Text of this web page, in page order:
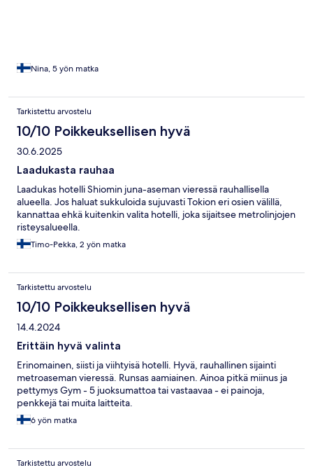
Nina, 5 yön matka
Tarkistettu arvostelu
10/10 Poikkeuksellisen hyvä
30.6.2025
Laadukasta rauhaa
Laadukas hotelli Shiomin juna-aseman vieressä rauhallisella
alueella. Jos haluat sukkuloida sujuvasti Tokion eri osien välillä,
kannattaa ehkä kuitenkin valita hotelli, joka sijaitsee metrolinjojen
risteysalueella.
Timo-Pekka, 2 yön matka
Tarkistettu arvostelu
10/10 Poikkeuksellisen hyvä
14.4.2024
Erittäin hyvä valinta
Erinomainen, siisti ja viihtyisä hotelli. Hyvä, rauhallinen sijainti
metroaseman vieressä. Runsas aamiainen. Ainoa pitkä miinus ja
pettymys Gym - 5 juoksumattoa tai vastaavaa - ei painoja,
penkkejä tai muita laitteita.
6 yön matka
Tarkistettu arvostelu